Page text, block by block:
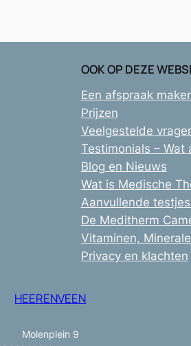
OOK OP DEZE
Een afspraak
Prijzen
Veelgestelde
Testimonials – Wat
Blog en Nieuws
Wat is Medische
Aanvullende
De Meditherm
Vitaminen,
Privacy en klachten
HEERENVEEN
Molenplein 9